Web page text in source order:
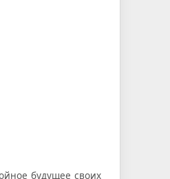
будущее своих